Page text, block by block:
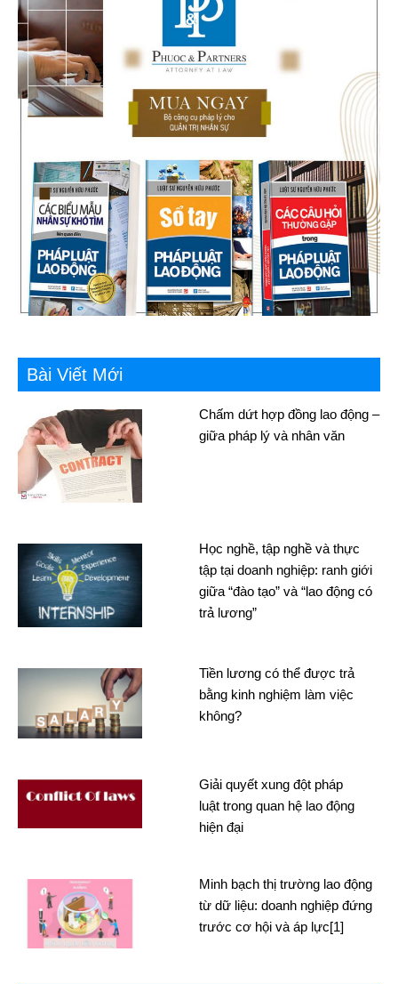
Bài Viết Mới
Chấm dứt hợp đồng lao động –
giữa pháp lý và nhân văn
Học nghề, tập nghề và thực
tập tại doanh nghiệp: ranh giới
giữa “đào tạo” và “lao động có
trả lương”
Tiền lương có thể được trả
bằng kinh nghiệm làm việc
không?
Giải quyết xung đột pháp
luật trong quan hệ lao động
hiện đại
Minh bạch thị trường lao động
từ dữ liệu: doanh nghiệp đứng
trước cơ hội và áp lực[1]